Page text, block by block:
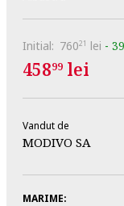
Initial: 76021 lei -
45899 lei
Vandut de
MODIVO SA
MARIME: